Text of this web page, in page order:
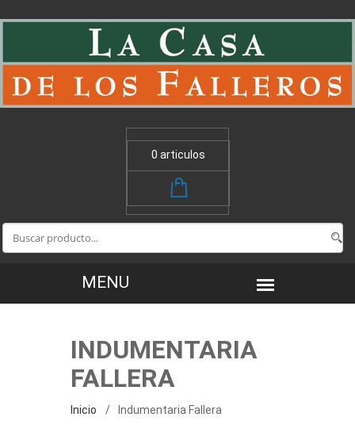
0 articulos
INDUMENTARIA
FALLERA
Inicio Indumentaria Fallera